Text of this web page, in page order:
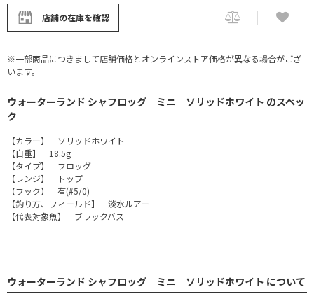
店舗の在庫を確認
※一部商品につきまして店舗価格とオンラインストア価格が異なる場合がござ
います。
ウォーターランド シャフロッグ ミニ ソリッドホワイト のスペッ
ク
【カラー】 ソリッドホワイト
【自重】 18.5g
【タイプ】 フロッグ
【レンジ】 トップ
【フック】 有(#5/0)
【釣り方、フィールド】 淡水ルアー
【代表対象魚】 ブラックバス
ウォーターランド シャフロッグ ミニ ソリッドホワイト について